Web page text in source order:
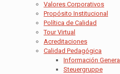
Valores Corporativos
Propósito Institucional
Política de Calidad
Tour Virtual
Acreditaciones
Calidad Pedagógica
Información General
Steuergruppe